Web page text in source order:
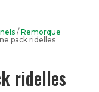
/ Remorque
pack ridelles
ridelles